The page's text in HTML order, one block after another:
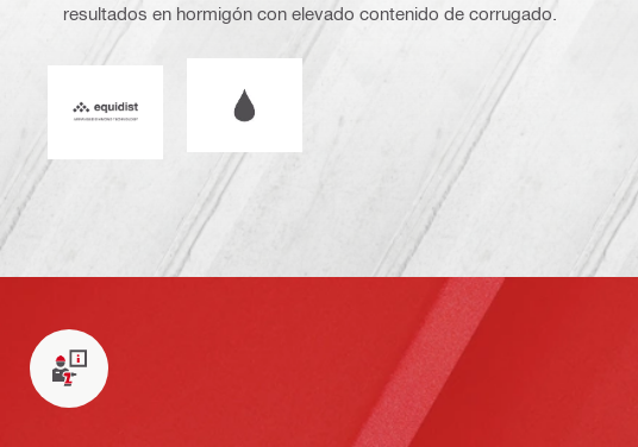
resultados en hormigón con elevado contenido de corrugado.